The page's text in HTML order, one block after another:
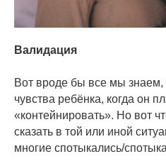
Валидация
Вот вроде бы все мы знаем,
чувства ребёнка, когда он
«контейнировать». Но вот
сказать в той или иной
многие спотыкались/